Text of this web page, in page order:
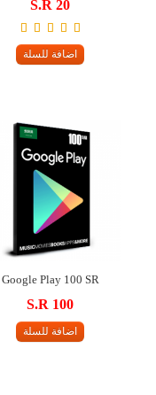
S.R 20
اضافة للسلة
Google Play 100 SR
S.R 100
اضافة للسلة